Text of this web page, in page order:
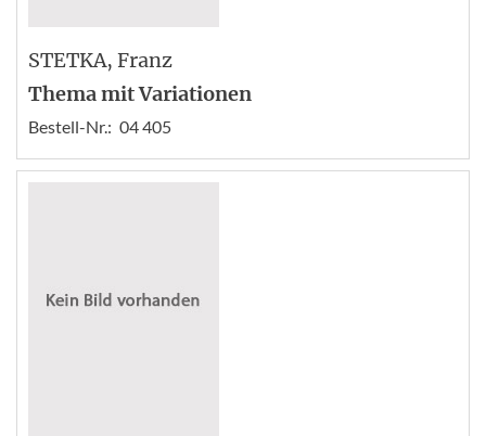
STETKA, Franz
Thema mit Variationen
Bestell-Nr.: 04 405